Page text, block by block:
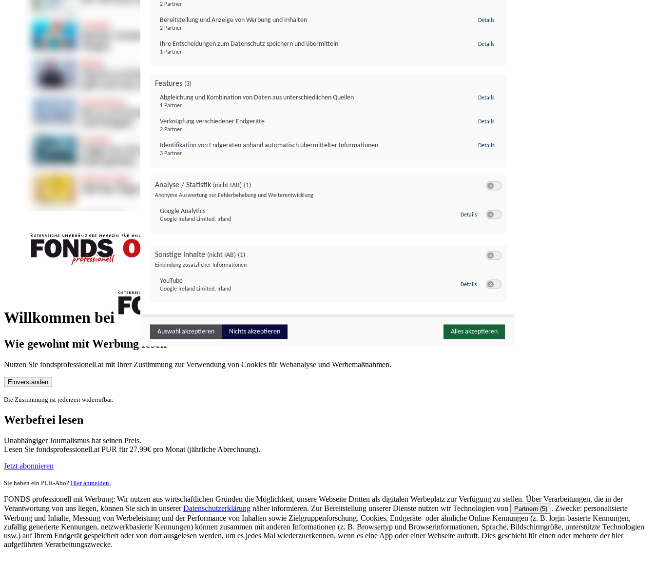
Willkommen bei
FONDS professionell
Wie gewohnt mit Werbung lesen
Nutzen Sie fondsprofessionell.at mit Ihrer Zustimmung zur Verwendung von Cookies für Webanalyse und Werbemaßnahmen.
Einverstanden
Die Zustimmung ist jederzeit widerrufbar.
Werbefrei lesen
Unabhängiger Journalismus hat seinen Preis.
Lesen Sie fondsprofessionell.at PUR für 27,99€ pro Monat (jährliche Abrechnung).
Jetzt abonnieren
Sie haben ein PUR-Abo? Hier anmelden.
FONDS professionell mit Werbung: Wir nutzen aus wirtschaftlichen Gründen die Möglichkeit, unsere Webseite Dritten als digitalen Werbeplatz zur Verfügung zu stellen. Über Verarbeitungen, die in der
Verantwortung von uns liegen, können Sie sich in unsererDatenschutzerklärung näher informieren. Zur Bereitstellung unserer Dienste nutzen wir Technologien von Partnern (5) . Zwecke: personalisierte
Werbung und Inhalte, Messung von Werbeleistung und der Performance von Inhalten sowie Zielgruppenforschung. Cookies, Endgeräte- oder ähnliche Online-Kennungen (z. B. login-basierte Kennungen,
zufällig generierte Kennungen, netzwerkbasierte Kennungen) können zusammen mit anderen Informationen (z. B. Browsertyp und Browserinformationen, Sprache, Bildschirmgröße, unterstützte Technologien
usw.) auf Ihrem Endgerät gespeichert oder von dort ausgelesen werden, um es jedes Mal wiederzuerkennen, wenn es eine App oder einer Webseite aufruft. Dies geschieht für einen oder mehrere der hier
aufgeführten Verarbeitungszwecke.
2 Partner
Bereitstellung und Anzeige von Werbung und Inhalten
2 Partner
Details
Ihre Entscheidungen zum Datenschutz speichern und übermitteln
1 Partner
Details
Features (3)
Abgleichung und Kombination von Daten aus unterschiedlichen Quellen
1 Partner
Details
Verknüpfung verschiedener Endgeräte
2 Partner
Details
Identifikation von Endgeräten anhand automatisch übermittelter Informationen
3 Partner
Details
Analyse / Statistik (nicht IAB) (1)
Anonyme Auswertung zur Fehlerbehebung und Weiterentwicklung
Google Analytics
Google Ireland Limited, Irland
Details zu Google Analytics
Sonstige Inhalte (nicht IAB) (1)
Einbindung zusätzlicher Informationen
YouTube
Google Ireland Limited, Irland
Details zu YouTube
Auswahl akzeptieren Nichts akzeptieren Alles akzeptieren